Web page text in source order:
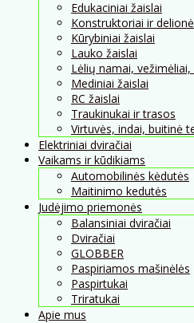
Edukaciniai žaislai
Konstruktoriai ir
Kūrybiniai žaislai
Lauko žaislai
Lėlių namai, vežimėliai,
Mediniai žaislai
RC žaislai
Traukinukai ir trasos
Virtuvės, indai, buitinė
Elektriniai dviračiai
Vaikams ir kūdikiams
Automobilinės kėdutės
Maitinimo kedutės
Judėjimo priemonės
Balansiniai dviračiai
Dviračiai
GLOBBER
Paspiriamos mašinėlės
Paspirtukai
Triratukai
Apie mus